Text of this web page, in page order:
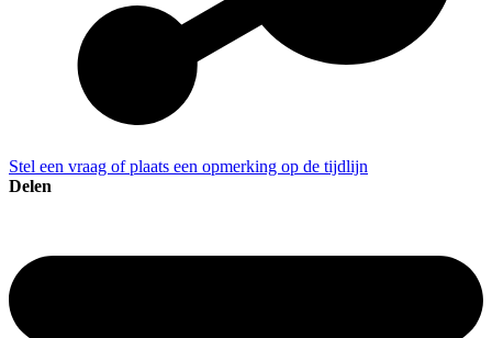
Stel een vraag of plaats een opmerking op de tijdlijn
Delen